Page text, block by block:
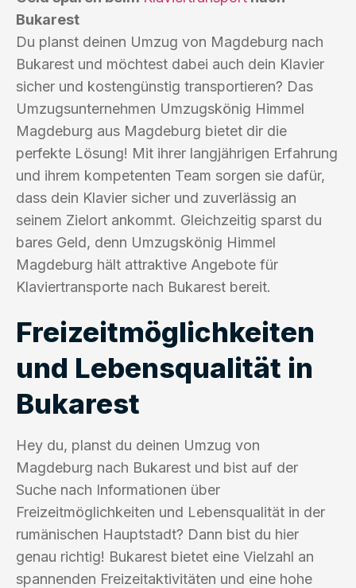
Bukarest
Du planst deinen Umzug von Magdeburg nach
Bukarest und möchtest dabei auch dein Klavier
sicher und kostengünstig transportieren? Das
Umzugsunternehmen Umzugskönig Himmel
Magdeburg aus Magdeburg bietet dir die
perfekte Lösung! Mit ihrer langjährigen Erfahrung
und ihrem kompetenten Team sorgen sie dafür,
dass dein Klavier sicher und zuverlässig an
seinem Zielort ankommt. Gleichzeitig sparst du
bares Geld, denn Umzugskönig Himmel
Magdeburg hält attraktive Angebote für
Klaviertransporte nach Bukarest bereit.
Freizeitmöglichkeiten
und Lebensqualität in
Bukarest
Hey du, planst du deinen Umzug von
Magdeburg nach Bukarest und bist auf der
Suche nach Informationen über
Freizeitmöglichkeiten und Lebensqualität in der
rumänischen Hauptstadt? Dann bist du hier
genau richtig! Bukarest bietet eine Vielzahl an
spannenden Freizeitaktivitäten und eine hohe